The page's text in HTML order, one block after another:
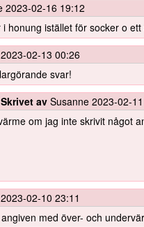
2023-02-16 19:12
honung istället för socker o ett
2023-02-13 00:26
svar!
Skrivet av Susanne 2023-02-
om jag inte skrivit något
2023-02-10 23:11
med över- och